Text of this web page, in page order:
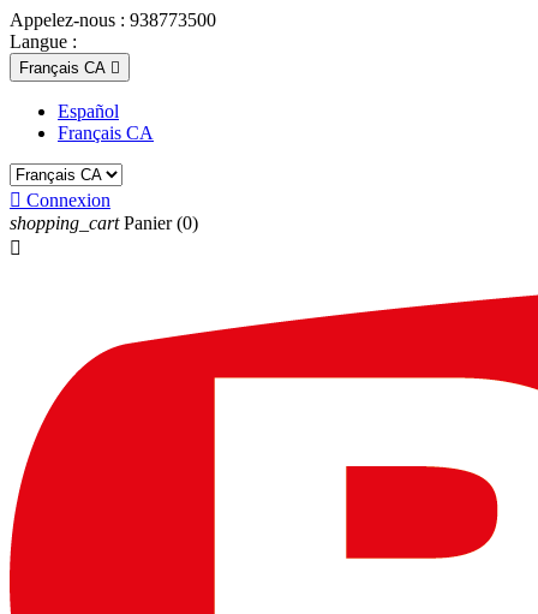
Appelez-nous : 938773500
Langue :
Français CA 
Español
Français CA
 Connexion
shopping_cart Panier (0)
